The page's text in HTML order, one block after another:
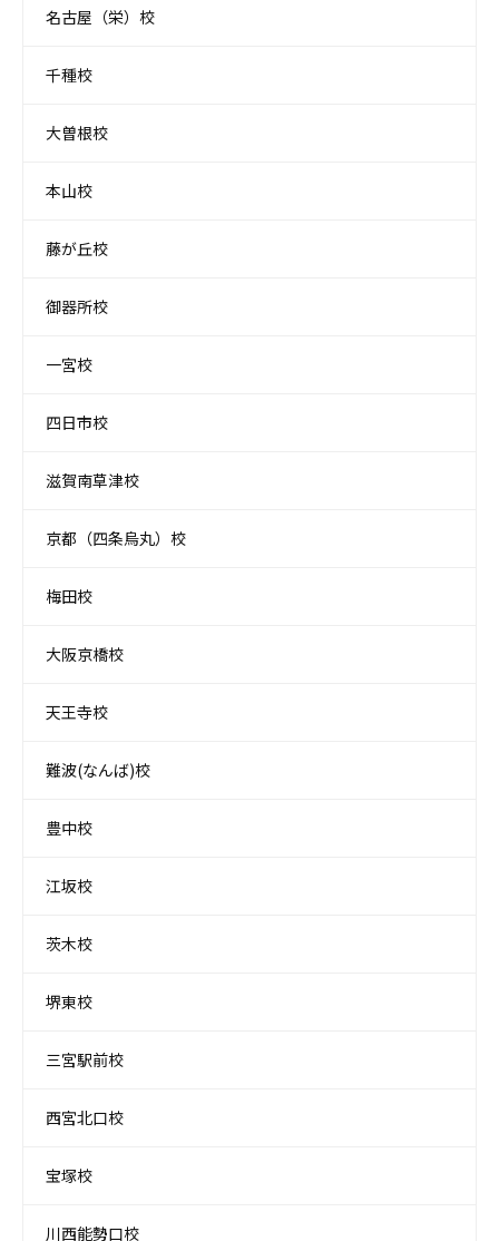
名古屋（栄）校
千種校
大曽根校
本山校
藤が丘校
御器所校
一宮校
四日市校
滋賀南草津校
京都（四条烏丸）校
梅田校
大阪京橋校
天王寺校
難波(なんば)校
豊中校
江坂校
茨木校
堺東校
三宮駅前校
西宮北口校
宝塚校
川西能勢口校